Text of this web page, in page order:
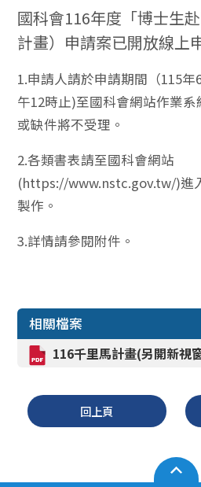
國科會116年度「博士生
計畫）申請案已開放線上
1.申請人請於申請期間（115
午12時止)至國科會網站作業
或缺件將不受理。
2.各類書表請至國科會網站
(https://www.nstc.gov.tw/)進
製作。
3.詳情請參閱附件。
相關檔案
116千里馬計畫(另開新視
回上頁